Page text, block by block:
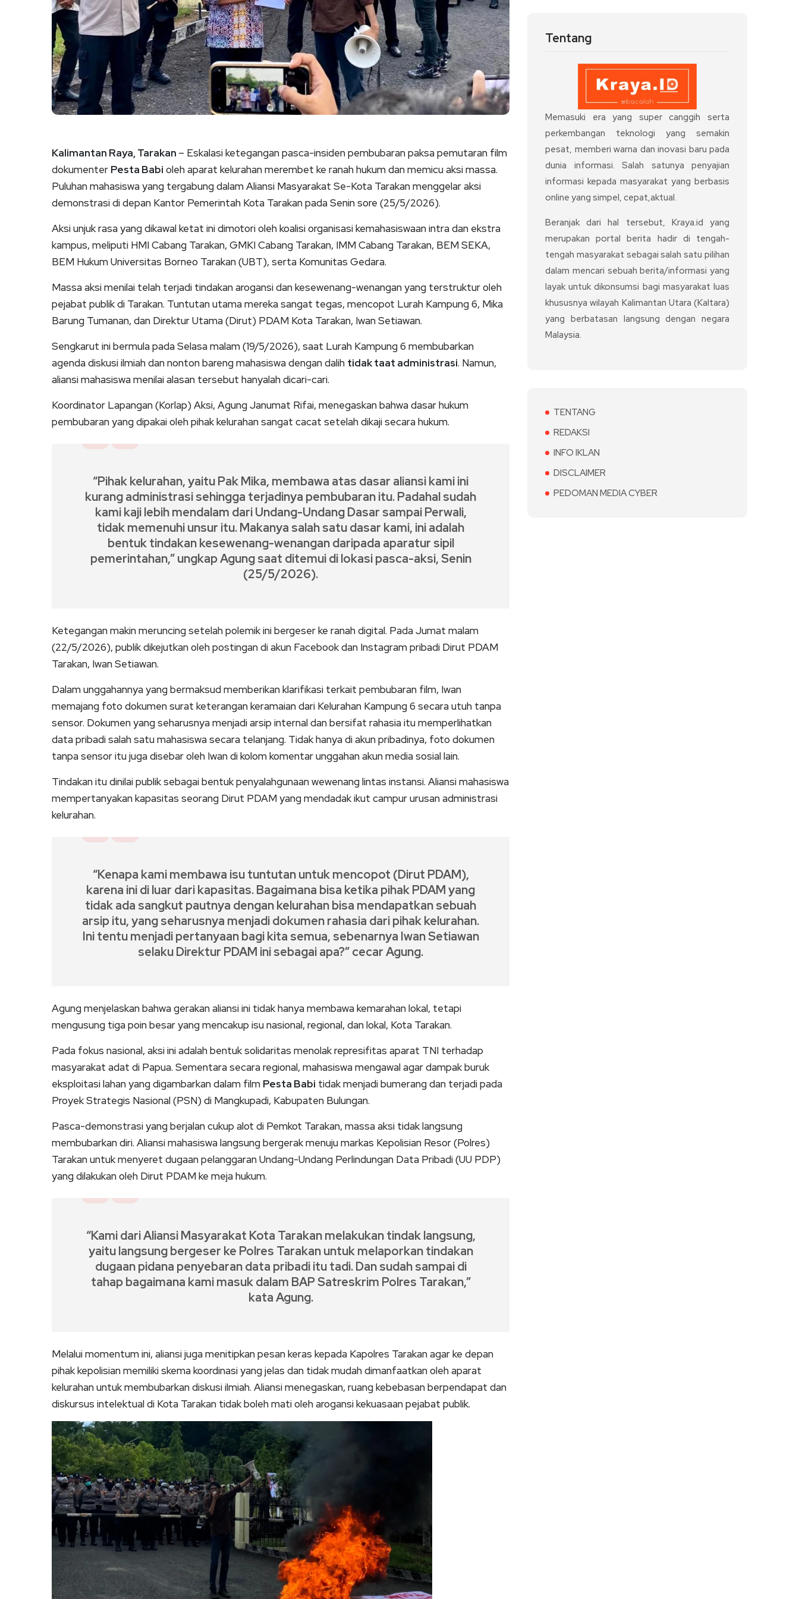
Kalimantan Raya, Tarakan – Eskalasi ketegangan pasca-insiden pembubaran paksa pemutaran film
dokumenter Pesta Babi oleh aparat kelurahan merembet ke ranah hukum dan memicu aksi massa.
Puluhan mahasiswa yang tergabung dalam Aliansi Masyarakat Se-Kota Tarakan menggelar aksi
demonstrasi di depan Kantor Pemerintah Kota Tarakan pada Senin sore (25/5/2026).
Aksi unjuk rasa yang dikawal ketat ini dimotori oleh koalisi organisasi kemahasiswaan intra dan ekstra
kampus, meliputi HMI Cabang Tarakan, GMKI Cabang Tarakan, IMM Cabang Tarakan, BEM SEKA,
BEM Hukum Universitas Borneo Tarakan (UBT), serta Komunitas Gedara.
Massa aksi menilai telah terjadi tindakan arogansi dan kesewenang-wenangan yang terstruktur oleh
pejabat publik di Tarakan. Tuntutan utama mereka sangat tegas, mencopot Lurah Kampung 6, Mika
Barung Tumanan, dan Direktur Utama (Dirut) PDAM Kota Tarakan, Iwan Setiawan.
Sengkarut ini bermula pada Selasa malam (19/5/2026), saat Lurah Kampung 6 membubarkan
agenda diskusi ilmiah dan nonton bareng mahasiswa dengan dalih tidak taat administrasi. Namun,
aliansi mahasiswa menilai alasan tersebut hanyalah dicari-cari.
Koordinator Lapangan (Korlap) Aksi, Agung Janumat Rifai, menegaskan bahwa dasar hukum
pembubaran yang dipakai oleh pihak kelurahan sangat cacat setelah dikaji secara hukum.
“Pihak kelurahan, yaitu Pak Mika, membawa atas dasar aliansi kami ini
kurang administrasi sehingga terjadinya pembubaran itu. Padahal sudah
kami kaji lebih mendalam dari Undang-Undang Dasar sampai Perwali,
tidak memenuhi unsur itu. Makanya salah satu dasar kami, ini adalah
bentuk tindakan kesewenang-wenangan daripada aparatur sipil
pemerintahan,” ungkap Agung saat ditemui di lokasi pasca-aksi, Senin
(25/5/2026).
Ketegangan makin meruncing setelah polemik ini bergeser ke ranah digital. Pada Jumat malam
(22/5/2026), publik dikejutkan oleh postingan di akun Facebook dan Instagram pribadi Dirut PDAM
Tarakan, Iwan Setiawan.
Dalam unggahannya yang bermaksud memberikan klarifikasi terkait pembubaran film, Iwan
memajang foto dokumen surat keterangan keramaian dari Kelurahan Kampung 6 secara utuh tanpa
sensor. Dokumen yang seharusnya menjadi arsip internal dan bersifat rahasia itu memperlihatkan
data pribadi salah satu mahasiswa secara telanjang. Tidak hanya di akun pribadinya, foto dokumen
tanpa sensor itu juga disebar oleh Iwan di kolom komentar unggahan akun media sosial lain.
Tindakan itu dinilai publik sebagai bentuk penyalahgunaan wewenang lintas instansi. Aliansi mahasiswa
mempertanyakan kapasitas seorang Dirut PDAM yang mendadak ikut campur urusan administrasi
kelurahan.
“Kenapa kami membawa isu tuntutan untuk mencopot (Dirut PDAM),
karena ini di luar dari kapasitas. Bagaimana bisa ketika pihak PDAM yang
tidak ada sangkut pautnya dengan kelurahan bisa mendapatkan sebuah
arsip itu, yang seharusnya menjadi dokumen rahasia dari pihak kelurahan.
Ini tentu menjadi pertanyaan bagi kita semua, sebenarnya Iwan Setiawan
selaku Direktur PDAM ini sebagai apa?” cecar Agung.
Agung menjelaskan bahwa gerakan aliansi ini tidak hanya membawa kemarahan lokal, tetapi
mengusung tiga poin besar yang mencakup isu nasional, regional, dan lokal, Kota Tarakan.
Pada fokus nasional, aksi ini adalah bentuk solidaritas menolak represifitas aparat TNI terhadap
masyarakat adat di Papua. Sementara secara regional, mahasiswa mengawal agar dampak buruk
eksploitasi lahan yang digambarkan dalam film Pesta Babi tidak menjadi bumerang dan terjadi pada
Proyek Strategis Nasional (PSN) di Mangkupadi, Kabupaten Bulungan.
Pasca-demonstrasi yang berjalan cukup alot di Pemkot Tarakan, massa aksi tidak langsung
membubarkan diri. Aliansi mahasiswa langsung bergerak menuju markas Kepolisian Resor (Polres)
Tarakan untuk menyeret dugaan pelanggaran Undang-Undang Perlindungan Data Pribadi (UU PDP)
yang dilakukan oleh Dirut PDAM ke meja hukum.
“Kami dari Aliansi Masyarakat Kota Tarakan melakukan tindak langsung,
yaitu langsung bergeser ke Polres Tarakan untuk melaporkan tindakan
dugaan pidana penyebaran data pribadi itu tadi. Dan sudah sampai di
tahap bagaimana kami masuk dalam BAP Satreskrim Polres Tarakan,”
kata Agung.
Melalui momentum ini, aliansi juga menitipkan pesan keras kepada Kapolres Tarakan agar ke depan
pihak kepolisian memiliki skema koordinasi yang jelas dan tidak mudah dimanfaatkan oleh aparat
kelurahan untuk membubarkan diskusi ilmiah. Aliansi menegaskan, ruang kebebasan berpendapat dan
diskursus intelektual di Kota Tarakan tidak boleh mati oleh arogansi kekuasaan pejabat publik.
Tentang
Memasuki era yang super canggih serta
perkembangan teknologi yang semakin
pesat, memberi warna dan inovasi baru pada
dunia informasi. Salah satunya penyajian
informasi kepada masyarakat yang berbasis
online yang simpel, cepat,aktual.
Beranjak dari hal tersebut, Kraya.id yang
merupakan portal berita hadir di tengah-
tengah masyarakat sebagai salah satu pilihan
dalam mencari sebuah berita/informasi yang
layak untuk dikonsumsi bagi masyarakat luas
khususnya wilayah Kalimantan Utara (Kaltara)
yang berbatasan langsung dengan negara
Malaysia.
TENTANG
REDAKSI
INFO IKLAN
DISCLAIMER
PEDOMAN MEDIA CYBER